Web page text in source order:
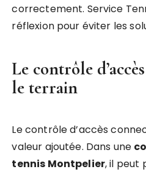
correctement. Service
réflexion pour éviter les
Le contrôle
le terrain
Le contrôle d’accès
valeur ajoutée. Dans une
tennis Montpelier, il peut